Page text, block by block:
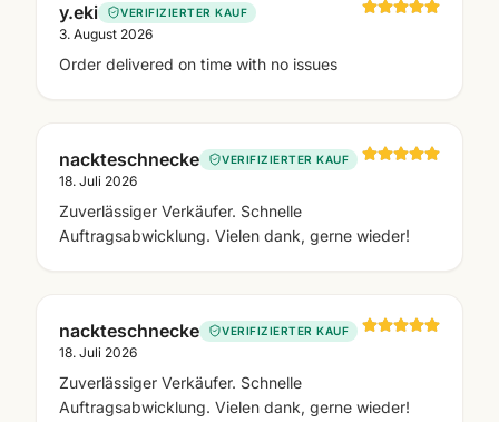
y.eki VERIFIZIERTER KAUF
3. August 2026
Order delivered on time with no issues
nackteschnecke VERIFIZIERTER KAUF
18. Juli 2026
Zuverlässiger Verkäufer. Schnelle
Auftragsabwicklung. Vielen dank, gerne wieder!
nackteschnecke VERIFIZIERTER KAUF
18. Juli 2026
Zuverlässiger Verkäufer. Schnelle
Auftragsabwicklung. Vielen dank, gerne wieder!